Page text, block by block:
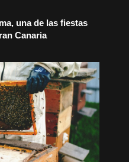
una de las fiestas
Canaria